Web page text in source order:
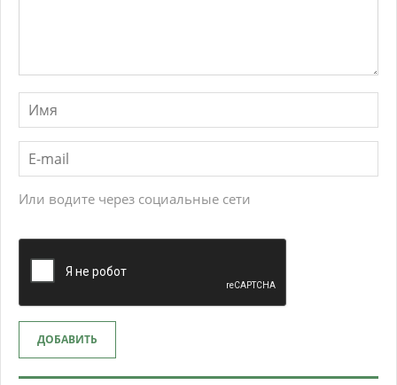
Или водите через социальные сети
ДОБАВИТЬ